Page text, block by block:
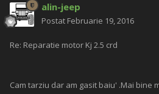
alin-jeep
Postat Februarie 19, 2016
Re: Reparatie motor Kj 2.5 crd
Cam tarziu dar am gasit baiu' .Mai bine